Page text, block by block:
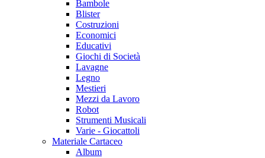
Bambole
Blister
Costruzioni
Economici
Educativi
Giochi di Società
Lavagne
Legno
Mestieri
Mezzi da Lavoro
Robot
Strumenti Musicali
Varie - Giocattoli
Materiale Cartaceo
Album